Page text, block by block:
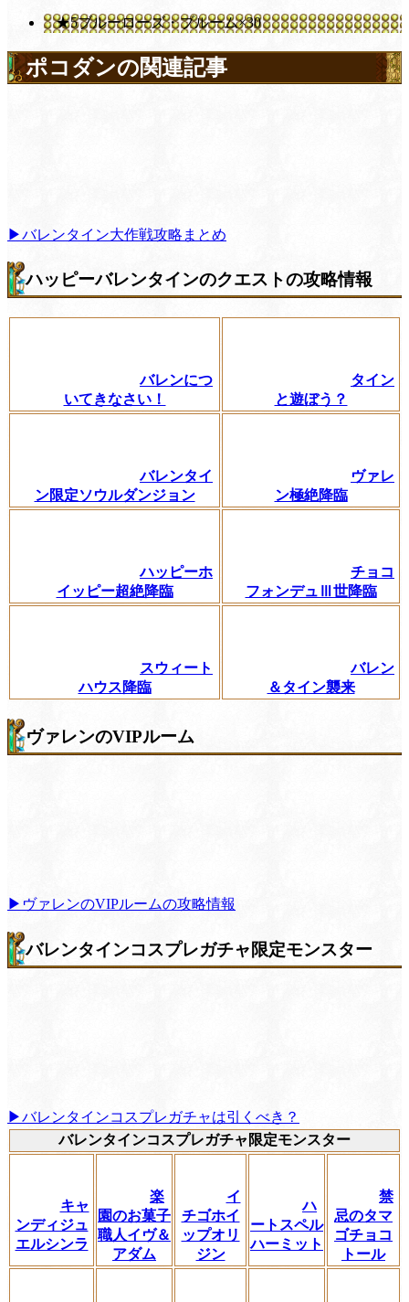
★5ブルーローズ・ブルーム×30
ポコダンの関連記事
▶︎バレンタイン大作戦攻略まとめ
ハッピーバレンタインのクエストの攻略情報
バレンにつ
いてきなさい！
タイン
と遊ぼう？
バレンタイ
ン限定ソウルダンジョン
ヴァレ
ン極絶降臨
ハッピーホ
イッピー超絶降臨
チョコ
フォンデュⅢ世降臨
スウィート
ハウス降臨
バレン
＆タイン襲来
ヴァレンのVIPルーム
▶ヴァレンのVIPルームの攻略情報
バレンタインコスプレガチャ限定モンスター
▶︎バレンタインコスプレガチャは引くべき？
バレンタインコスプレガチャ限定モンスター
キャ
ンディジュ
エルシンラ
楽
園のお菓子
職人イヴ＆
アダム
イ
チゴホイ
ップオリ
ジン
ハ
ートスペル
ハーミット
禁
忌のタマ
ゴチョコ
トール